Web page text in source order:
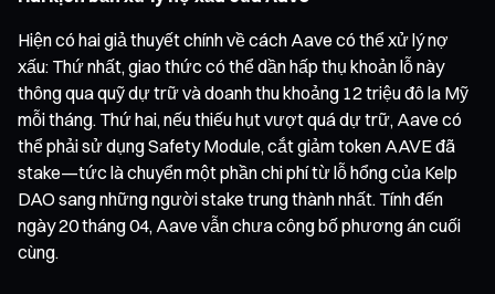
Hiện có hai giả thuyết chính về cách Aave có thể xử lý nợ
xấu: Thứ nhất, giao thức có thể dần hấp thụ khoản lỗ này
thông qua quỹ dự trữ và doanh thu khoảng 12 triệu đô la Mỹ
mỗi tháng. Thứ hai, nếu thiếu hụt vượt quá dự trữ, Aave có
thể phải sử dụng Safety Module, cắt giảm token AAVE đã
stake—tức là chuyển một phần chi phí từ lỗ hổng của Kelp
DAO sang những người stake trung thành nhất. Tính đến
ngày 20 tháng 04, Aave vẫn chưa công bố phương án cuối
cùng.